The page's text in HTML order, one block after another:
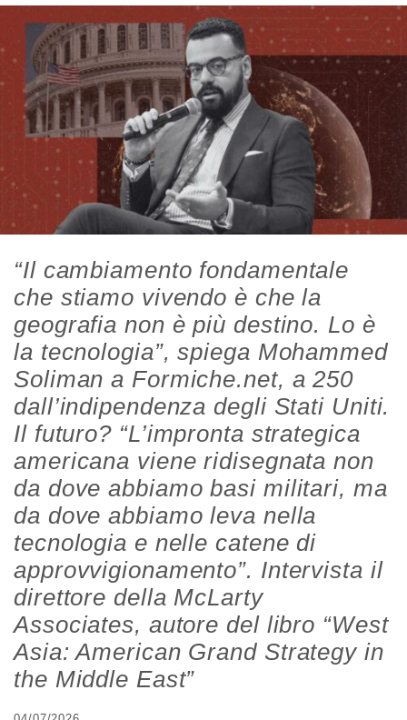
“Il cambiamento fondamentale
che stiamo vivendo è che la
geografia non è più destino. Lo è
la tecnologia”, spiega Mohammed
Soliman a Formiche.net, a 250
dall’indipendenza degli Stati Uniti.
Il futuro? “L’impronta strategica
americana viene ridisegnata non
da dove abbiamo basi militari, ma
da dove abbiamo leva nella
tecnologia e nelle catene di
approvvigionamento”. Intervista il
direttore della McLarty
Associates, autore del libro “West
Asia: American Grand Strategy in
the Middle East”